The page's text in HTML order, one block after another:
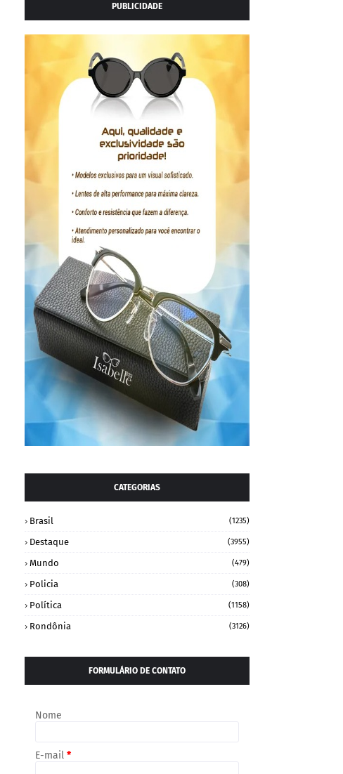
PUBLICIDADE
CATEGORIAS
Brasil (1235)
Destaque (3955)
Mundo (479)
Policia (308)
Política (1158)
Rondônia (3126)
FORMULÁRIO DE CONTATO
Nome
E-mail *